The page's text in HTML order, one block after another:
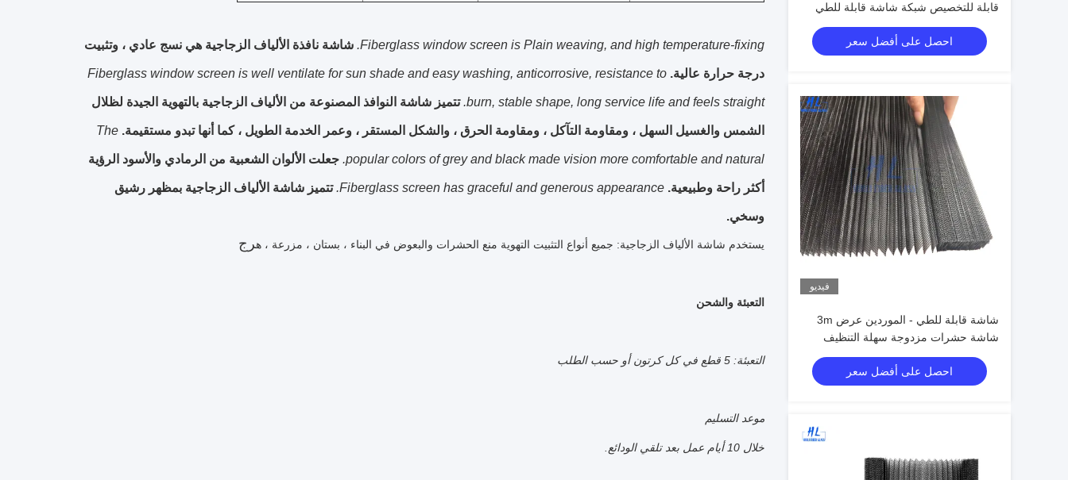
قابلة للتخصيص شبكة شاشة قابلة للطي
مناسبة لفتح الأبواب وسهلة التثبيت
احصل على أفضل سعر
فيديو
شاشة قابلة للطي - الموردين عرض 3m
شاشة حشرات مزدوجة سهلة التنظيف
مصنوعة من مادة بوليستر بنسبة 100 في
المئة مناسبة للأبواب الداخلية
احصل على أفضل سعر
Fiberglass window screen is Plain weaving, and high temperature-fixing. شاشة نافذة الألياف الزجاجية هي نسج عادي ، وتثبيت
درجة حرارة عالية. Fiberglass window screen is well ventilate for sun shade and easy washing, anticorrosive, resistance to
burn, stable shape, long service life and feels straight. تتميز شاشة النوافذ المصنوعة من الألياف الزجاجية بالتهوية الجيدة لظلال
الشمس والغسيل السهل ، ومقاومة التآكل ، ومقاومة الحرق ، والشكل المستقر ، وعمر الخدمة الطويل ، كما أنها تبدو مستقيمة. The
popular colors of grey and black made vision more comfortable and natural. جعلت الألوان الشعبية من الرمادي والأسود الرؤية
أكثر راحة وطبيعية. Fiberglass screen has graceful and generous appearance. تتميز شاشة الألياف الزجاجية بمظهر رشيق
وسخي.
يستخدم شاشة الألياف الزجاجية: جميع أنواع التثبيت التهوية منع الحشرات والبعوض في البناء ، بستان ، مزرعة ، هر ج
التعبئة والشحن
التعبئة: 5 قطع في كل كرتون أو حسب الطلب
موعد التسليم
خلال 10 أيام عمل بعد تلقي الودائع.